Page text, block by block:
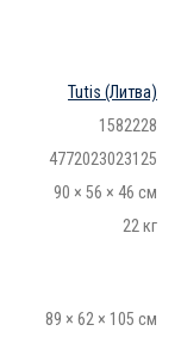
Tutis (Литва)
1582228
4772023023125
90 × 56 × 46 см
22 кг
89 × 62 × 105 см